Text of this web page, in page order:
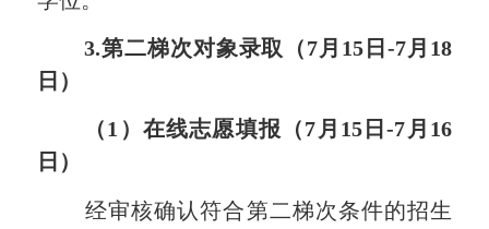
3.第二梯次对象录取 （7 月 15 日-7 月 18
日）
（1） 在线志愿填报 （7月 15日-7月 16
日）
经审核确认符合第二梯次条件的招生